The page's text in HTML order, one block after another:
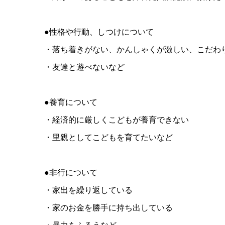
●性格や行動、しつけについて
・落ち着きがない、かんしゃくが激しい、こだわ
・友達と遊べないなど
●養育について
・経済的に厳しくこどもが養育できない
・里親としてこどもを育てたいなど
●非行について
・家出を繰り返している
・家のお金を勝手に持ち出している